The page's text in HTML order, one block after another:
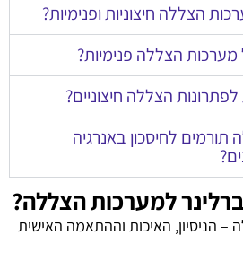
הצללה חיצוניות ופנימיות?
הצללה פנימיות?
הצללה חיצוניים?
לחיסכון באנרגיה
למערכות הצללה?
הניסיון, האיכות וההתאמה האישית